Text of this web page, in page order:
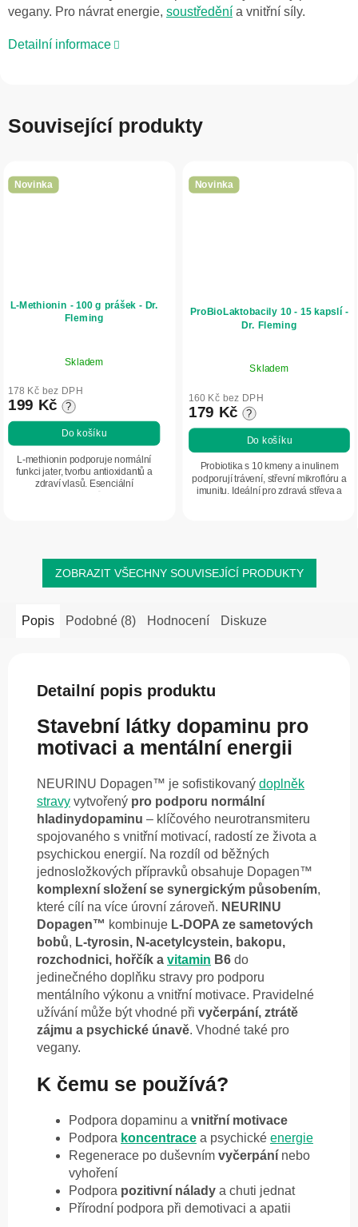
vegany. Pro návrat energie, soustředění a vnitřní síly.
Detailní informace
Související produkty
Novinka
L-Methionin - 100 g prášek - Dr.
Fleming
Skladem
178 Kč bez DPH
199 Kč ?
Do košíku
L-methionin podporuje normální
funkci jater, tvorbu antioxidantů a
zdraví vlasů. Esenciální
Novinka
ProBioLaktobacily 10 - 15 kapslí -
Dr. Fleming
Skladem
160 Kč bez DPH
179 Kč ?
Do košíku
Probiotika s 10 kmeny a inulinem
podporují trávení, střevní mikroflóru a
imunitu. Ideální pro zdravá střeva a
ZOBRAZIT VŠECHNY SOUVISEJÍCÍ PRODUKTY
Popis Podobné (8) Hodnocení Diskuze
Detailní popis produktu
Stavební látky dopaminu pro
motivaci a mentální energii
NEURINU Dopagen™ je sofistikovaný doplněk
stravy vytvořený pro podporu normální
hladinydopaminu – klíčového neurotransmiteru
spojovaného s vnitřní motivací, radostí ze života a
psychickou energií. Na rozdíl od běžných
jednosložkových přípravků obsahuje Dopagen™
komplexní složení se synergickým působením,
které cílí na více úrovní zároveň. NEURINU
Dopagen™ kombinuje L-DOPA ze sametových
bobů, L-tyrosin, N-acetylcystein, bakopu,
rozchodnici, hořčík a vitamin B6 do
jedinečného doplňku stravy pro podporu
mentálního výkonu a vnitřní motivace. Pravidelné
užívání může být vhodné při vyčerpání, ztrátě
zájmu a psychické únavě. Vhodné také pro
vegany.
K čemu se používá?
Podpora dopaminu a vnitřní motivace
Podpora koncentrace a psychické energie
Regenerace po duševním vyčerpání nebo
vyhoření
Podpora pozitivní nálady a chuti jednat
Přírodní podpora při demotivaci a apatii